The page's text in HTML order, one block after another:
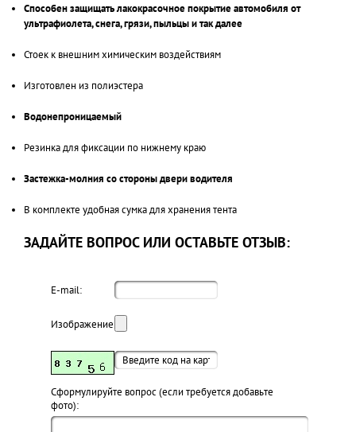
Способен защищать лакокрасочное покрытие автомобиля от
ультрафиолета, снега, грязи, пыльцы и так далее
Стоек к внешним химическим воздействиям
Изготовлен из полиэстера
Водонепроницаемый
Резинка для фиксации по нижнему краю
Застежка-молния со стороны двери водителя
В комплекте удобная сумка для хранения тента
ЗАДАЙТЕ ВОПРОС ИЛИ ОСТАВЬТЕ ОТЗЫВ:
E-mail:
Изображение:
Cформулируйте вопрос (если требуется добавьте
фото):